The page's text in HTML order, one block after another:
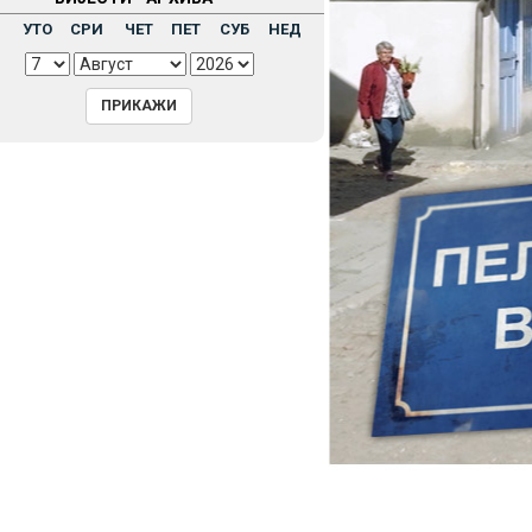
УТО СРИ ЧЕТ ПЕТ СУБ НЕД